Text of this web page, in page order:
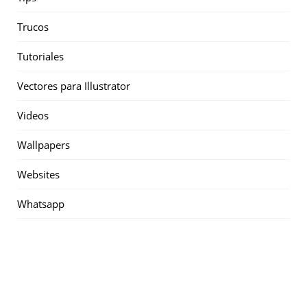
Trucos
Tutoriales
Vectores para Illustrator
Videos
Wallpapers
Websites
Whatsapp